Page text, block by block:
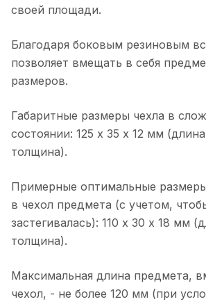
своей площади.
Благодаря боковым резиновым
позволяет вмещать в себя
размеров.
Габаритные размеры чехла в
состоянии: 125 х 35 х 12 мм
толщина).
Примерные оптимальные
в чехол предмета (с учетом,
застегивалась): 110 х 30 х 18 мм
толщина).
Максимальная длина предмета,
чехол, - не более 120 мм (при